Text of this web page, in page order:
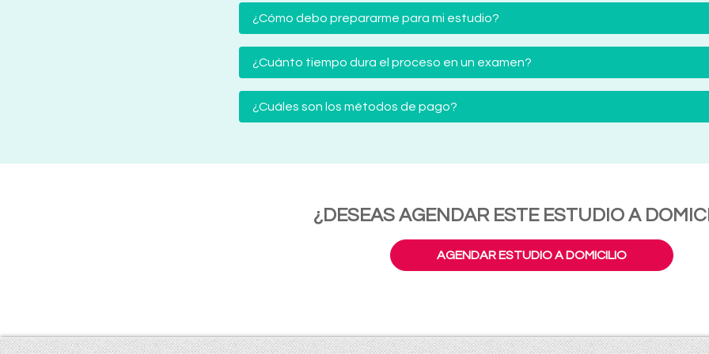
¿Cómo debo prepararme para mi estudio?
¿Cuánto tiempo dura el proceso en un examen?
¿Cuáles son los métodos de pago?
¿DESEAS AGENDAR ESTE ESTUDIO A
AGENDAR ESTUDIO A DOMICILIO